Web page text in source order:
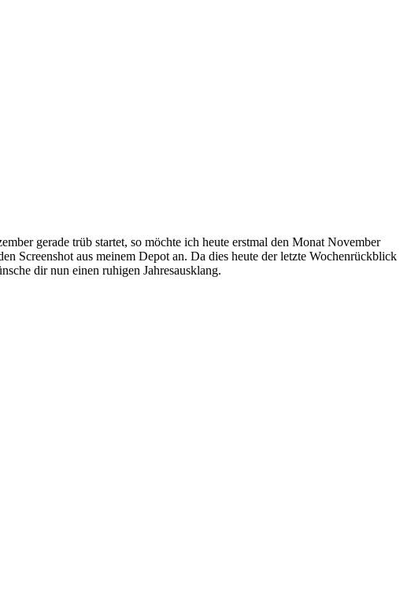
gerade trüb startet, so möchte ich heute erstmal den Monat November
Screenshot aus meinem Depot an. Da dies heute der letzte Wochenrückblick
dir nun einen ruhigen Jahresausklang.